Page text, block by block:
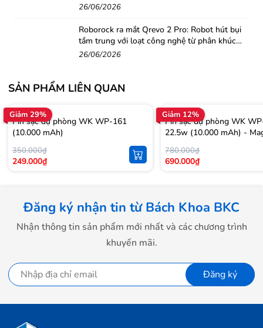
26/06/2026
Roborock ra mắt Qrevo 2 Pro: Robot hút bụi
tầm trung với loạt công nghệ từ phân khúc
cao cấp
26/06/2026
SẢN PHẨM LIÊN QUAN
Giảm 29%
Pin sạc dự phòng WK WP-161
(10.000 mAh)
350.000₫
249.000₫
Giảm 12%
Pin sạc dự phòng WK
22.5w (10.000 mAh) -
780.000₫
690.000₫
Đăng ký nhận tin từ Bách Khoa BKC
Nhận thông tin sản phẩm mới nhất và các chương trình
khuyến mãi.
Đăng ký